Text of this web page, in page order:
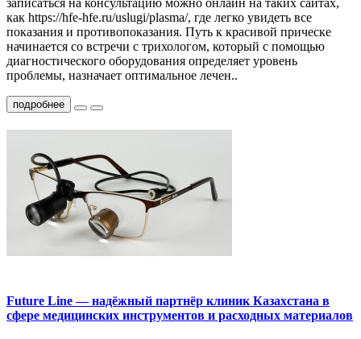
как https://hfe-hfe.ru/uslugi/plasma/, где легко увидеть все
показания и противопоказания. Путь к красивой прическе
начинается со встречи с трихологом, который с помощью
диагностического оборудования определяет уровень
проблемы, назначает оптимальное лечен..
подробнее
Future Line — надёжный партнёр клиник Казахстана в
сфере медицинских инструментов и расходных материалов